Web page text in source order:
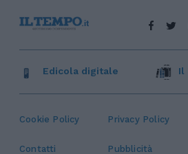
Cookie Policy Privacy Policy
Contatti Pubblicità
Edicola digitale Il